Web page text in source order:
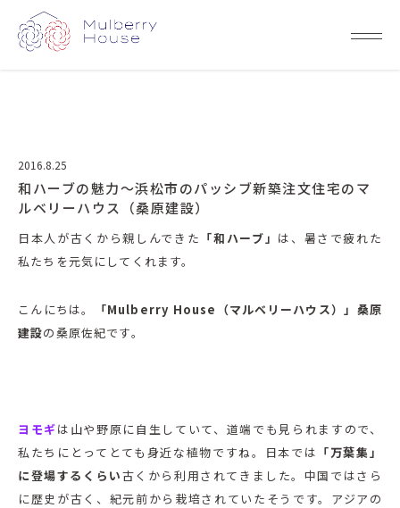
2016.8.25
和ハーブの魅力～浜松市のパッシブ新築注文住宅のマ
ルベリーハウス（桑原建設）
日本人が古くから親しんできた 「和ハーブ」 は、暑さで疲れた
私たちを元気にしてくれます。
こんにちは。
「Mulberry House（マルベリーハウス）」桑原
建設の桑原佐紀です。
ヨモギは山や野原に自生していて、道端でも見られますので、
私たちにとってとても身近な植物ですね。日本では 「万葉集」
に登場するくらい古くから利用されてきました。中国ではさら
に歴史が古く、紀元前から栽培されていたそうです。アジアの